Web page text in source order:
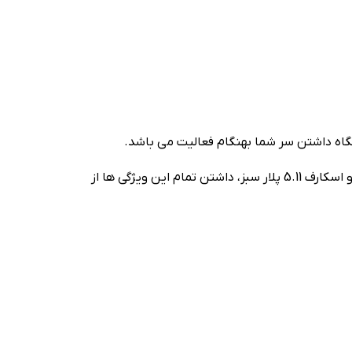
گرم بودن، خاصیت تنفسی بالا، مقاومت در برابر نفوذ باد و سرما از ویژگی های اصلی محصولات پلار محسوب می شود. ست کلاه و اسکارف 5.11 پلار سبز، داشتن تمام این ویژگی ها از